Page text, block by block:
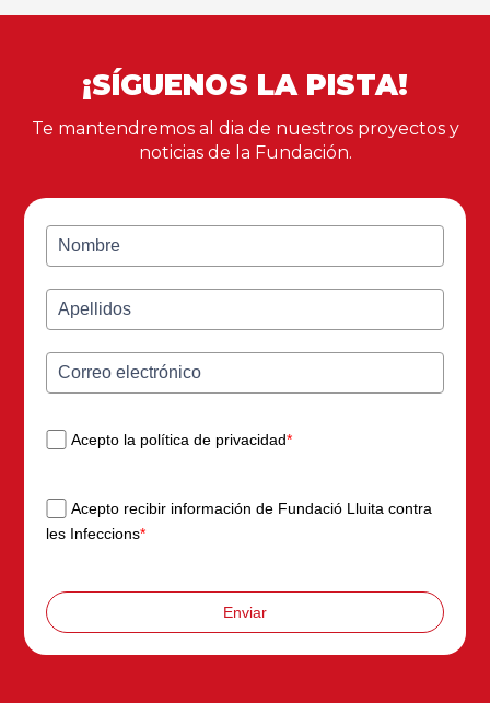
¡SÍGUENOS LA PISTA!
Te mantendremos al dia de nuestros proyectos y
noticias de la Fundación.
Acepto la política de privacidad*
Acepto recibir información de Fundació Lluita contra
les Infeccions*
Enviar